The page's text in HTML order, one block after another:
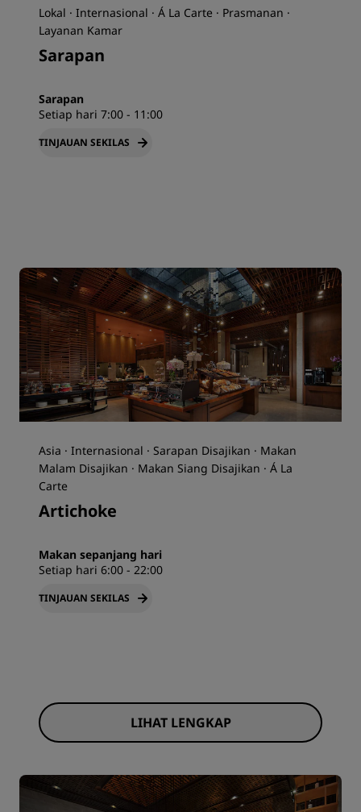
Lokal · Internasional · Á La Carte · Prasmanan ·
Layanan Kamar
Sarapan
Sarapan
Setiap hari 7:00 - 11:00
TINJAUAN SEKILAS
Asia · Internasional · Sarapan Disajikan · Makan
Malam Disajikan · Makan Siang Disajikan · Á La
Carte
Artichoke
Makan sepanjang hari
Setiap hari 6:00 - 22:00
TINJAUAN SEKILAS
LIHAT LENGKAP